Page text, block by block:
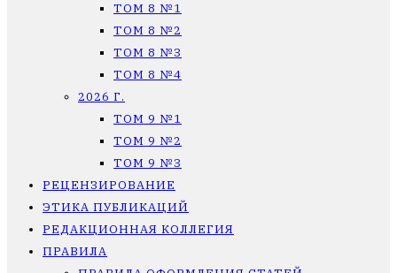
ТОМ 8 №1
ТОМ 8 №2
ТОМ 8 №3
ТОМ 8 №4
2026 Г.
ТОМ 9 №1
ТОМ 9 №2
ТОМ 9 №3
РЕЦЕНЗИРОВАНИЕ
ЭТИКА ПУБЛИКАЦИЙ
РЕДАКЦИОННАЯ КОЛЛЕГИЯ
ПРАВИЛА